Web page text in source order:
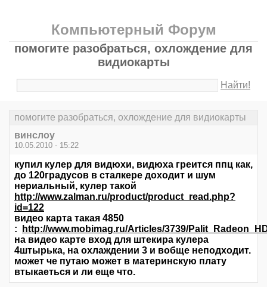
Компьютерный Форум
помогите разобраться, охлождение для
видиокарты
Найти!
помогите разобраться, охлождение для видиокарты
винслоу
10.05.2010 - 15:22
купил кулер для видюхи, видюха греится ппц как,
до 120градусов в сталкере доходит и шум
нериальный, кулер такой
http://www.zalman.ru/product/product_read.php?
id=122
видео карта такая 4850
:
http://www.mobimag.ru/Articles/3739/
на видео карте вход для штекира кулера
4штырька, на охлаждении 3 и вобще неподходит.
может че путаю может в материнскую плату
втыкаеться и ли еще что.